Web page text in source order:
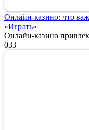
Онлайн-казино: что
«Играть»
Онлайн-казино
033